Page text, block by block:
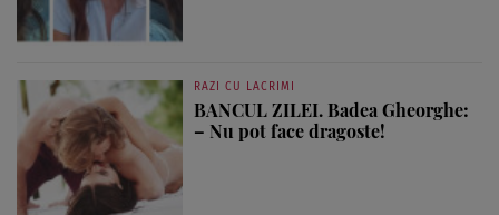
RAZI CU LACRIMI
BANCUL ZILEI. Badea Gheorghe:
– Nu pot face dragoste!